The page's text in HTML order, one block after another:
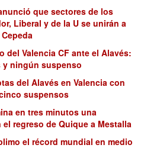
que sectores de los
Liberal y de la U se unirán a
del Valencia CF ante el Alavés:
y ningún suspenso
del Alavés en Valencia con
suspensos
en tres minutos una
regreso de Quique a Mestalla
el récord mundial en medio